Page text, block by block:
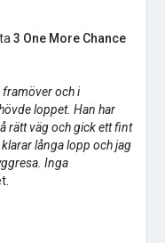
3 One More Chance
framöver och i
loppet. Han har
rätt väg och gick ett fint
långa lopp och jag
Inga